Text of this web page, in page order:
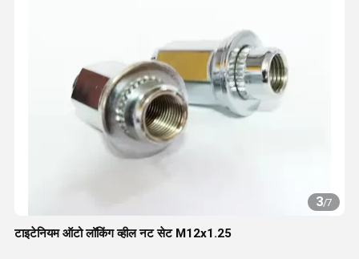
3/7
टाइटेनियम ऑटो लॉकिंग व्हील नट सेट M12x1.25